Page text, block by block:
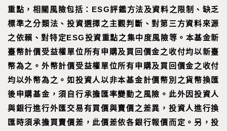
重點，相關風險包括：ESG評鑑方法及資料之限制、缺乏
標準之分類法、投資選擇之主觀判斷、對第三方資料來源
之依賴、對特定ESG投資重點之集中度風險等。本基金新
臺幣計價受益權單位所有申購及買回價金之收付均以新臺
幣為之。外幣計價受益權單位所有申購及買回價金之收付
均以外幣為之。如投資人以非本基金計價幣別之貨幣換匯
後申購基金，須自行承擔匯率變動之風險。此外因投資人
與銀行進行外匯交易有買價與賣價之差異，投資人進行換
匯時須承擔買賣價差，此價差依各銀行報價而定。另，投